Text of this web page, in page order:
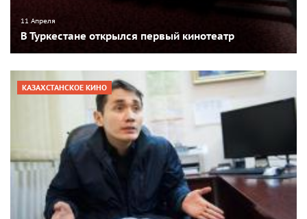
11 Апреля
В Туркестане открылся первый кинотеатр
КАЗАХСТАНСКОЕ КИНО